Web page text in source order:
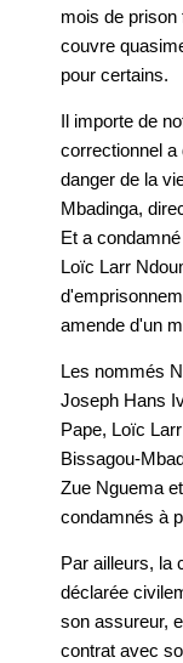
mois de prison
couvre
pour certains.
Il importe de
correctionnel a
danger de la
Mbadinga,
Et a
Loïc Larr
amende d'un
Les nommés
Joseph Hans
Pape, Loïc
Bissagou-
Zue Nguema
condamnés à
Par ailleurs, la
déclarée
son assureur,
contrat avec